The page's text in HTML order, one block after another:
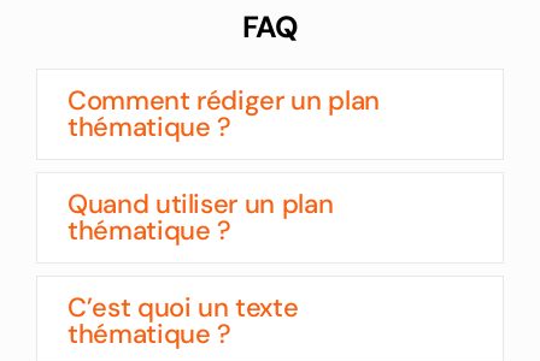
FAQ
Comment rédiger un plan
thématique ?
Quand utiliser un plan
thématique ?
C’est quoi un texte
thématique ?